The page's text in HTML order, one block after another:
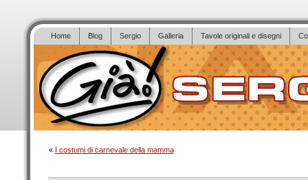
Home Blog Sergio Galleria Tavole originali e disegni
« I costumi di carnevale della mamma